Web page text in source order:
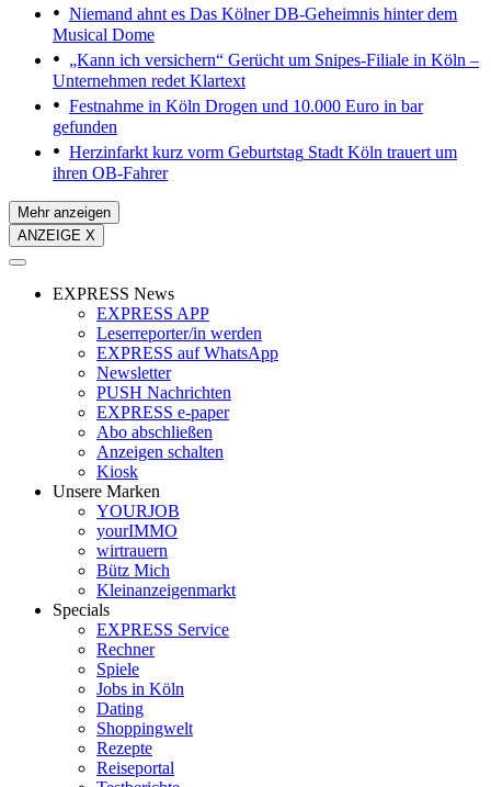
Niemand ahnt es Das Kölner DB-Geheimnis hinter dem
Musical Dome
„Kann ich versichern“ Gerücht um Snipes-Filiale in Köln –
Unternehmen redet Klartext
Festnahme in Köln Drogen und 10.000 Euro in bar
gefunden
Herzinfarkt kurz vorm Geburtstag Stadt Köln trauert um
ihren OB-Fahrer
Mehr anzeigen
ANZEIGE X
EXPRESS News
EXPRESS APP
Leserreporter/in werden
EXPRESS auf WhatsApp
Newsletter
PUSH Nachrichten
EXPRESS e-paper
Abo abschließen
Anzeigen schalten
Kiosk
Unsere Marken
YOURJOB
yourIMMO
wirtrauern
Bütz Mich
Kleinanzeigenmarkt
Specials
EXPRESS Service
Rechner
Spiele
Jobs in Köln
Dating
Shoppingwelt
Rezepte
Reiseportal